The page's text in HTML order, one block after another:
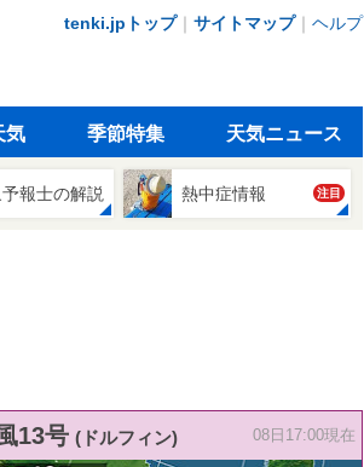
tenki.jpトップ｜ サイトマップ｜ ヘルプ
気 季節特集 天気ニュース
報士の解説 熱中症情報 注目
13号 (ドルフィン) 08日17:00現在